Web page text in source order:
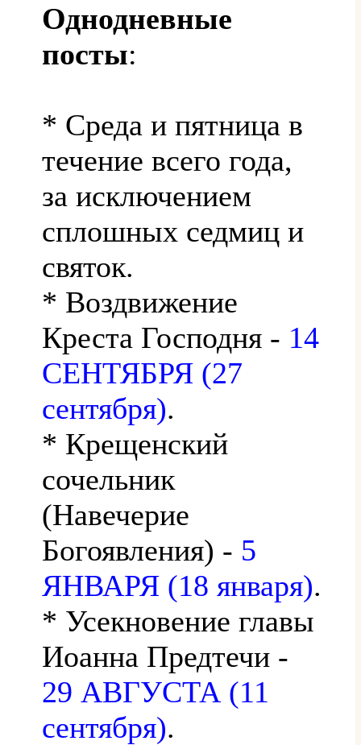
Однодневные
посты:
* Среда и пятница в
течение всего года,
за исключением
сплошных седмиц и
святок.
* Воздвижение
Креста Господня - 14
СЕНТЯБРЯ (27
сентября).
* Крещенский
сочельник
(Навечерие
Богоявления) - 5
ЯНВАРЯ (18 января).
* Усекновение главы
Иоанна Предтечи -
29 АВГУСТА (11
сентября).